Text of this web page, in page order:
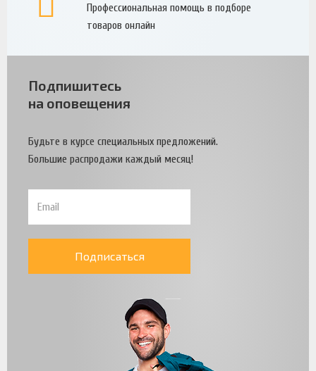
Профессиональная помощь в подборе
товаров онлайн
Подпишитесь
на оповещения
Будьте в курсе специальных предложений.
Большие распродажи каждый месяц!
Подписаться